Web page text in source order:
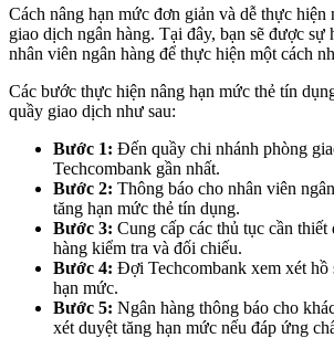
Cách nâng hạn mức đơn giản và dễ thực hiện
giao dịch ngân hàng. Tại đây, bạn sẽ được
nhân viên ngân hàng để thực hiện một cách
Các bước thực hiện nâng hạn mức thẻ tín
quầy giao dịch như sau:
Bước 1: Đến quầy chi nhánh phòng
Techcombank gần nhất.
Bước 2: Thông báo cho nhân viên
tăng hạn mức thẻ tín dụng.
Bước 3: Cung cấp các thủ tục cần thiết
hàng kiểm tra và đối chiếu.
Bước 4: Đợi Techcombank xem xét hồ
hạn mức.
Bước 5: Ngân hàng thông báo cho
xét duyệt tăng hạn mức nếu đáp ứng